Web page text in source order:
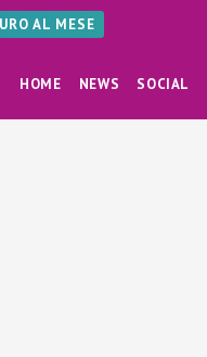
AL MESE
HOME NEWS SOCIAL